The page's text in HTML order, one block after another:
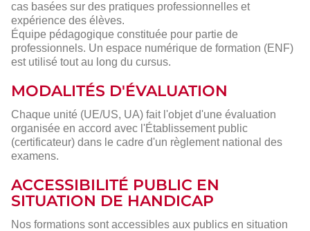
cas basées sur des pratiques professionnelles et
expérience des élèves.
Équipe pédagogique constituée pour partie de
professionnels. Un espace numérique de formation (ENF)
est utilisé tout au long du cursus.
MODALITÉS D'ÉVALUATION
Chaque unité (UE/US, UA) fait l'objet d'une évaluation
organisée en accord avec l'Établissement public
(certificateur) dans le cadre d'un règlement national des
examens.
ACCESSIBILITÉ PUBLIC EN
SITUATION DE HANDICAP
Nos formations sont accessibles aux publics en situation